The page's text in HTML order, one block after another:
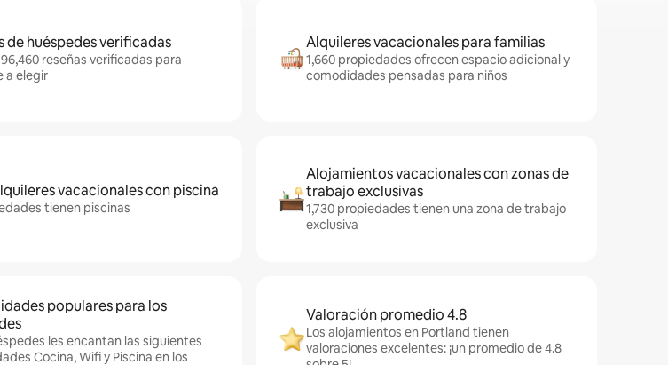
de huéspedes verificadas
reseñas verificadas para
a elegir
Alquileres vacacionales para familias
1,660 propiedades ofrecen espacio adicional y
comodidades pensadas para niños
vacacionales con piscina
tienen piscinas
Alojamientos vacacionales con zonas de
trabajo exclusivas
1,730 propiedades tienen una zona de trabajo
exclusiva
populares para los
les encantan las siguientes
Cocina, Wifi y Piscina en los
Valoración promedio 4.8
Los alojamientos en Portland tienen
valoraciones excelentes: ¡un promedio de 4.8